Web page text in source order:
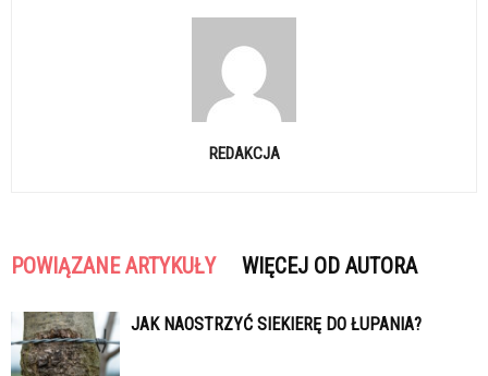
REDAKCJA
POWIĄZANE ARTYKUŁY WIĘCEJ OD AUTORA
JAK NAOSTRZYĆ SIEKIERĘ DO ŁUPANIA?